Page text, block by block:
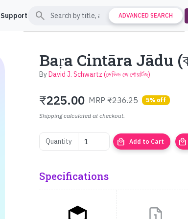
Support search ADVANCED SEARCH
Baṛa Cintāra Jādu
ByDavid J. Schwartz (ডেভিড জে শোয়ার্টজ)
₹225.00 MRP ₹236.25 5% off
Shipping calculated at checkout.
Quantity local_mall Add to Cart local_mall
Specifications